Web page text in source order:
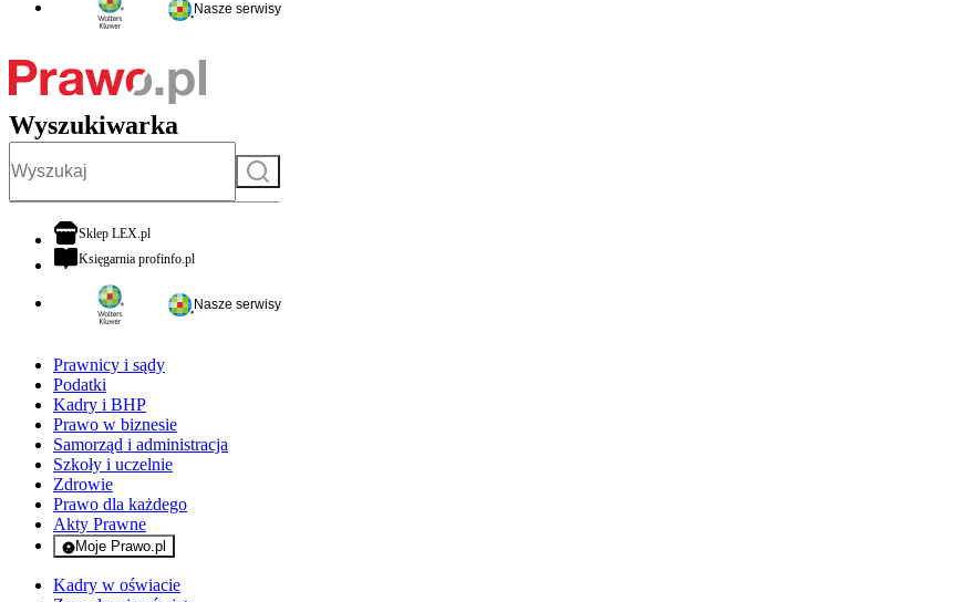
Nasze serwisy
Wyszukiwarka
Szukaj
Sklep LEX.plotwiera się w nowej karcie
Księgarnia profinfo.plotwiera się w nowej karcie
Nasze serwisy
Prawnicy i sądy
Podatki
Kadry i BHP
Prawo w biznesie
Samorząd i administracja
Szkoły i uczelnie
Zdrowie
Prawo dla każdego
Akty Prawne
Moje Prawo.pl
- rejestracja i logowanie do serwisu
Kadry w oświacie